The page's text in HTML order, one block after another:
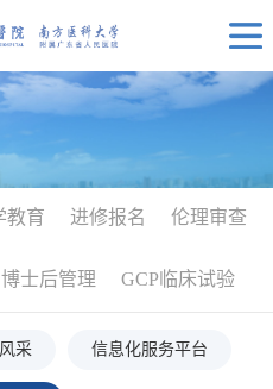
教育 进修报名 伦理审查
博士后管理 GCP临床试验
采 信息化服务平台